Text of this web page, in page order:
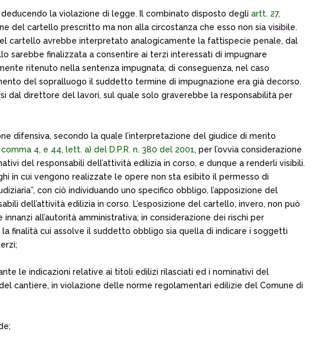
la violazione di legge. Il combinato disposto degli artt. 27,
del cartello prescritto ma non alla circostanza che esso non sia visibile.
cartello avrebbe interpretato analogicamente la fattispecie penale, dal
sarebbe finalizzata a consentire ai terzi interessati di impugnare
ritenuto nella sentenza impugnata; di conseguenza, nel caso
del sopralluogo il suddetto termine di impugnazione era già decorso.
dal direttore del lavori, sul quale solo graverebbe la responsabilità per
difensiva, secondo la quale l’interpretazione del giudice di merito
4, e 44, lett. a) del D.P.R. n. 380 del 2001, per l’ovvia considerazione
del responsabili dell’attività edilizia in corso, e dunque a renderli visibili.
in cui vengono realizzate le opere non sta esibito il permesso di
con ciò individuando uno specifico obbligo, l’apposizione del
dell’attività edilizia in corso. L’esposizione del cartello, invero, non può
all’autorità amministrativa; in considerazione dei rischi per
finalità cui assolve il suddetto obbligo sia quella di indicare i soggetti
le indicazioni relative ai titoli edilizi rilasciati ed i nominativi del
cantiere, in violazione delle norme regolamentari edilizie del Comune di